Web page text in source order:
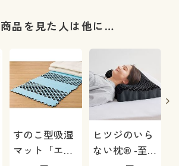
品を見た人は他に…
すのこ型吸湿
マット「エア
ヒツジのいら
ない枕® -至